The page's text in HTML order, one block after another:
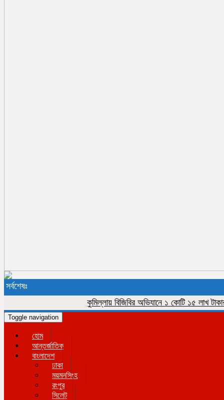
সর্বশেষঃ
কুমিল্লায় বিজিবির অভিযানে ১ কোটি ১৫ লাখ টাকার
Toggle navigation
হোম
আন্তর্জাতিক
বাংলাদেশ
ঢাকা
ময়মনসিংহ
রংপুর
সিলেট